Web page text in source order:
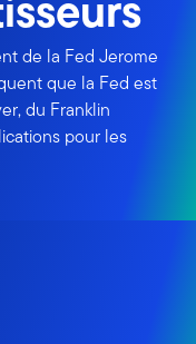
de la Fed Jerome
que la Fed est
du Franklin
pour les